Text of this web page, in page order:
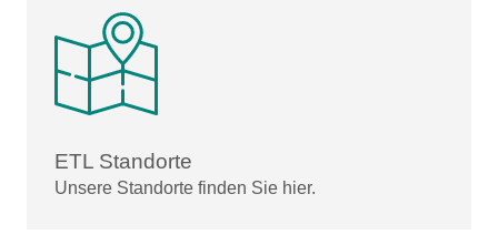
ETL Standorte
Unsere Standorte finden Sie hier.